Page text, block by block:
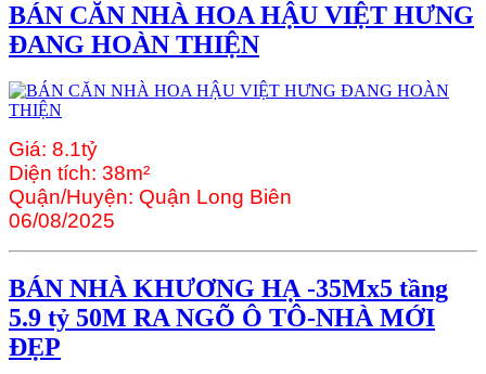
BÁN CĂN NHÀ HOA HẬU VIỆT HƯNG
ĐANG HOÀN THIỆN
Giá: 8.1tỷ
Diện tích: 38m²
Quận/Huyện: Quận Long Biên
06/08/2025
BÁN NHÀ KHƯƠNG HẠ -35Mx5 tầng
5.9 tỷ 50M RA NGÕ Ô TÔ-NHÀ MỚI
ĐẸP